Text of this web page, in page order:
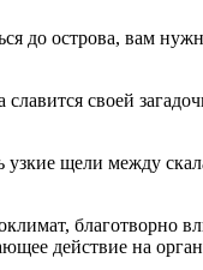
до острова, вам
своей
узкие щели между
благотворно
действие на